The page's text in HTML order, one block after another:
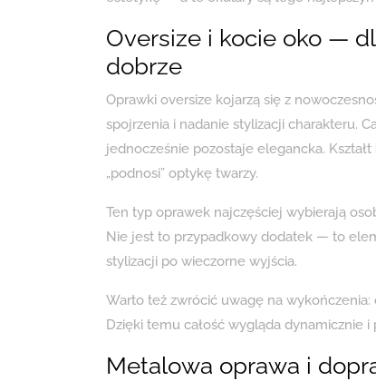
Oversize i kocie oko —
dobrze
Oprawki oversize kojarzą się z
spojrzenia i nadanie stylizacji charakteru.
jednocześnie pozostaje elegancka. Kształt
„podnosi” optykę twarzy.
Ten typ oprawek najczęściej wybierają
Nie jest to przypadkowy dodatek — to
stylizacji po wieczorne wyjścia.
Warto też zwrócić uwagę na wykończenia:
Dzięki temu całość wygląda dynamicznie
Metalowa oprawa i